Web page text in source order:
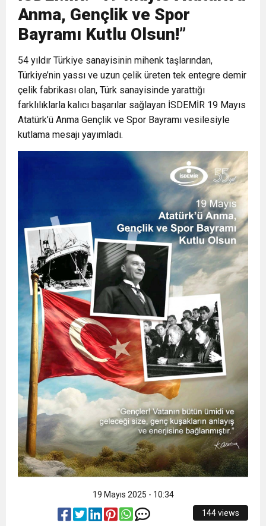
Cumhuriyet, Türk Milletinin Özgürlük
ve Onur Nişanesidir
6:19 HBB BAŞKANI ÖNTÜRK’ÜN
CUMHURİYET BAYRAMI MESAJI
17:36 KURUMLAR VERGİSİ ERTELENDİ
1:00
DUYURUSU
21:40 CEYLANDERE’DE BAŞKAN EMRAH
BAŞKAN SAMİ ÜSTÜN’DEN
GÖNÜLLERE DOKUNAN ZİYARET
Anma, Gençlik ve Spor
Bayramı Kutlu Olsun!”
54 yıldır Türkiye sanayisinin mihenk taşlarından,
Türkiye’nin yassı ve uzun çelik üreten tek entegre demir
çelik fabrikası olan, Türk sanayisinde yarattığı
farklılıklarla kalıcı başarılar sağlayan İSDEMİR 19 Mayıs
Atatürk’ü Anma Gençlik ve Spor Bayramı vesilesiyle
kutlama mesajı yayımladı.
19 Mayıs 2025 - 10:34
144 views